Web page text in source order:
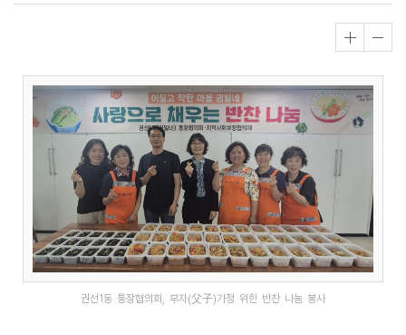
권선1동 통장협의회, 부자(父子)가정 위한 반찬 나눔 봉사